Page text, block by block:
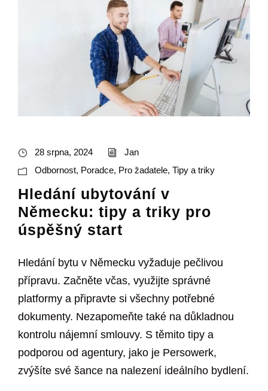
28 srpna, 2024
Jan
Odbornost, Poradce, Pro žadatele, Tipy a triky
Hledání ubytování v
Německu: tipy a triky pro
úspěšný start
Hledání bytu v Německu vyžaduje pečlivou
přípravu. Začněte včas, využijte správné
platformy a připravte si všechny potřebné
dokumenty. Nezapomeňte také na důkladnou
kontrolu nájemní smlouvy. S těmito tipy a
podporou od agentury, jako je Persowerk,
zvýšíte své šance na nalezení ideálního bydlení.